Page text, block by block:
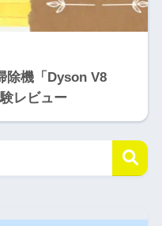
除機「Dyson V8
レビュー